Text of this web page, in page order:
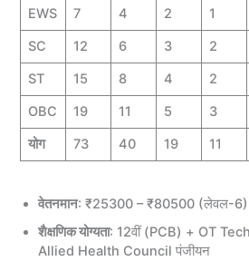
EWS
7 4 2 1
SC
12 6 3 2
ST
15 8 4 2
OBC
19 11 5 3
योग
73 40 19 11
वेतनमान: ₹25300 – ₹80500 (लेवल-6)
शैक्षणिक योग्यता: 12वीं (PCB) + OT
Allied Health Council पंजीयन